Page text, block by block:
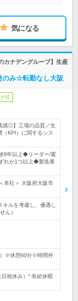
気になる
カナデングループ】生産
のみ☆転勤なし大阪
可
感◎】工場の品質／生
KPI）に関するシス
8年以上◆リーダー/案
れか1つ以上◆製造業
本社＞ 大阪府大阪市
キルを考慮し、優遇し
ん）
）※休憩60分※時間外
祝休み）* 有給休暇